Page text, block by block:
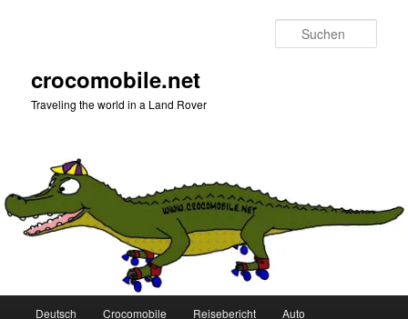
crocomobile.net
Traveling the world in a Land Rover
Deutsch Crocomobile Reisebericht Auto